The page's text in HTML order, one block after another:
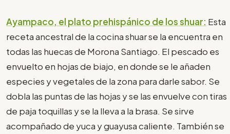
Ayampaco, el plato prehispánico de los shuar: Esta
receta ancestral de la cocina shuar se la encuentra en
todas las huecas de Morona Santiago. El pescado es
envuelto en hojas de biajo, en donde se le añaden
especies y vegetales de la zona para darle sabor. Se
dobla las puntas de las hojas y se las envuelve con tiras
de paja toquillas y se la lleva a la brasa. Se sirve
acompañado de yuca y guayusa caliente. También se